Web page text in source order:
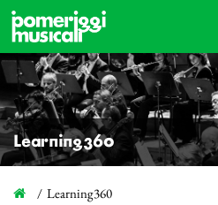
Learning360
Learning360